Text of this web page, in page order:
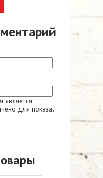
для показа.